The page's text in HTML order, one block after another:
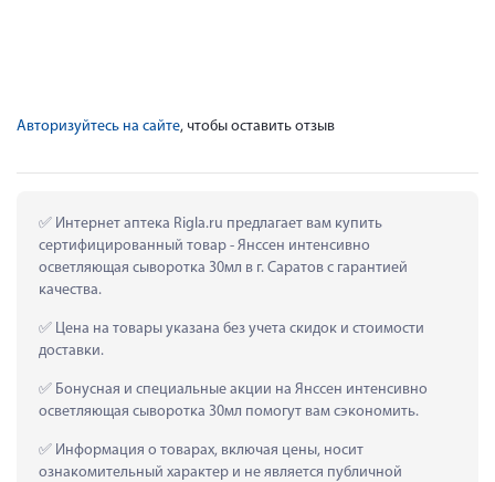
Авторизуйтесь на сайте, чтобы оставить отзыв
Интернет аптека Rigla.ru предлагает вам купить
сертифицированный товар - Янссен интенсивно
осветляющая сыворотка 30мл в г. Саратов с гарантией
качества.
Цена на товары указана без учета скидок и стоимости
доставки.
Бонусная и специальные акции на Янссен интенсивно
осветляющая сыворотка 30мл помогут вам сэкономить.
Информация о товарах, включая цены, носит
ознакомительный характер и не является публичной